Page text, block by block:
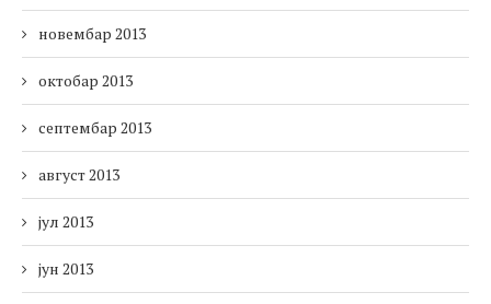
новембар 2013
октобар 2013
септембар 2013
август 2013
јул 2013
јун 2013